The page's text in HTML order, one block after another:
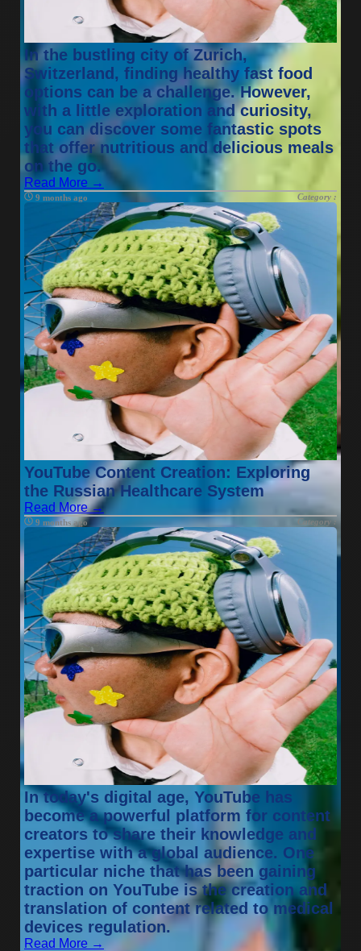
In the bustling city of Zurich,
Switzerland, finding healthy fast food
options can be a challenge. However,
with a little exploration and curiosity,
you can discover some fantastic spots
that offer nutritious and delicious meals
on the go.
Read More →
9 months ago Category :
YouTube Content Creation: Exploring
the Russian Healthcare System
Read More →
9 months ago Category :
In today's digital age, YouTube has
become a powerful platform for content
creators to share their knowledge and
expertise with a global audience. One
particular niche that has been gaining
traction on YouTube is the creation and
translation of content related to medical
devices regulation.
Read More →